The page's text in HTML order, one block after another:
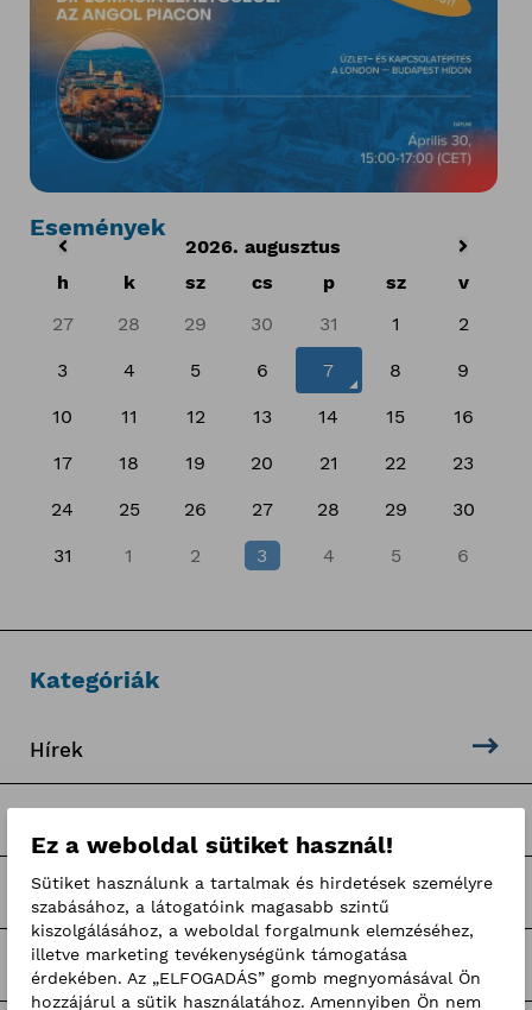
Események
2026. augusztus
h
k sz cs p sz
v
27
28 29 30 31 1 2
3 4 5 6 7 8 9
10 11 12 13 14 15 16
17 18 19 20 21 22 23
24 25 26 27 28 29 30
31 1 2 3 4 5 6
Kategóriák
Hírek
Pályaorientációs programok
Hír-mix
Ez a weboldal sütiket használ!
Sütiket használunk a tartalmak és hirdetések személyre
szabásához, a látogatóink magasabb szintű
kiszolgálásához, a weboldal forgalmunk elemzéséhez,
illetve marketing tevékenységünk támogatása
érdekében. Az „ELFOGADÁS” gomb megnyomásával Ön
hozzájárul a sütik használatához. Amennyiben Ön nem